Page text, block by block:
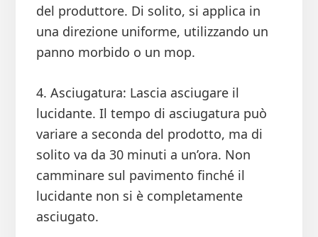
del produttore. Di solito, si applica in
una direzione uniforme, utilizzando un
panno morbido o un mop.
4. Asciugatura: Lascia asciugare il
lucidante. Il tempo di asciugatura può
variare a seconda del prodotto, ma di
solito va da 30 minuti a un’ora. Non
camminare sul pavimento finché il
lucidante non si è completamente
asciugato.